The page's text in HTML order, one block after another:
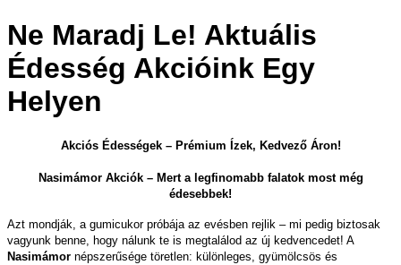
Ne Maradj Le! Aktuális
Édesség Akcióink Egy
Helyen
Akciós Édességek – Prémium Ízek, Kedvező Áron!
Nasimámor Akciók – Mert a legfinomabb falatok most még
édesebbek!
Azt mondják, a gumicukor próbája az evésben rejlik – mi pedig biztosak
vagyunk benne, hogy nálunk te is megtalálod az új kedvencedet! A
Nasimámor népszerűsége töretlen: különleges, gyümölcsös és